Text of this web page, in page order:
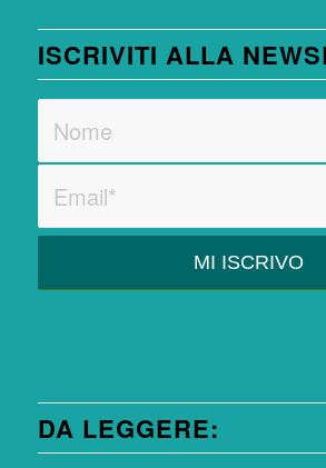
ISCRIVITI ALLA
DA LEGGERE: